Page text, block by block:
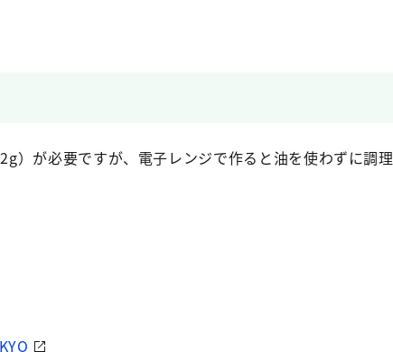
）が必要ですが、電子レンジで作ると油を使わずに調理